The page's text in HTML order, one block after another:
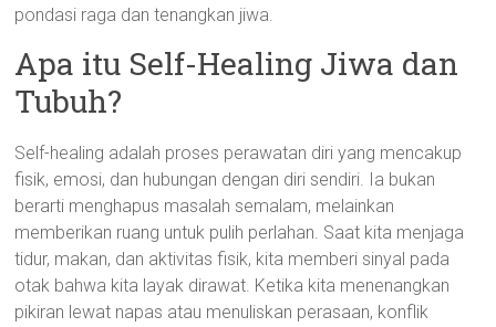
pondasi raga dan tenangkan jiwa.
Apa itu Self-Healing Jiwa dan
Tubuh?
Self-healing adalah proses perawatan diri yang mencakup
fisik, emosi, dan hubungan dengan diri sendiri. Ia bukan
berarti menghapus masalah semalam, melainkan
memberikan ruang untuk pulih perlahan. Saat kita menjaga
tidur, makan, dan aktivitas fisik, kita memberi sinyal pada
otak bahwa kita layak dirawat. Ketika kita menenangkan
pikiran lewat napas atau menuliskan perasaan, konflik